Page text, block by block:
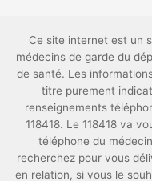
Ce site internet est un
médecins de garde du
de santé. Les
titre purement
renseignements
118418. Le 118418 va
téléphone du
recherchez pour vous
en relation, si vous le